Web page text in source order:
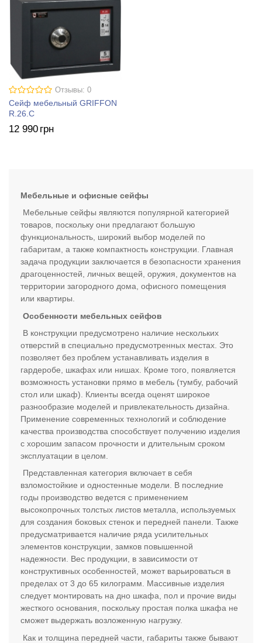
Отзывы: 0
Сейф мебельный GRIFFON
R.26.C
12 990 грн
Мебельные и офисные сейфы
Мебельные сейфы являются популярной категорией
товаров, поскольку они предлагают большую
функциональность, широкий выбор моделей по
габаритам, а также компактность конструкции. Главная
задача продукции заключается в безопасности хранения
драгоценностей, личных вещей, оружия, документов на
территории загородного дома, офисного помещения
или квартиры.
Особенности мебельных сейфов
В конструкции предусмотрено наличие нескольких
отверстий в специально предусмотренных местах. Это
позволяет без проблем устанавливать изделия в
гардеробе, шкафах или нишах. Кроме того, появляется
возможность установки прямо в мебель (тумбу, рабочий
стол или шкаф). Клиенты всегда оценят широкое
разнообразие моделей и привлекательность дизайна.
Применение современных технологий и соблюдение
качества производства способствует получению изделия
с хорошим запасом прочности и длительным сроком
эксплуатации в целом.
Представленная категория включает в себя
взломостойкие и одностенные модели. В последние
годы производство ведется с применением
высокопрочных толстых листов металла, используемых
для создания боковых стенок и передней панели. Также
предусматривается наличие ряда усилительных
элементов конструкции, замков повышенной
надежности. Вес продукции, в зависимости от
конструктивных особенностей, может варьироваться в
пределах от 3 до 65 килограмм. Массивные изделия
следует монтировать на дно шкафа, пол и прочие виды
жесткого основания, поскольку простая полка шкафа не
сможет выдержать возложенную нагрузку.
Как и толщина передней части, габариты также бывают